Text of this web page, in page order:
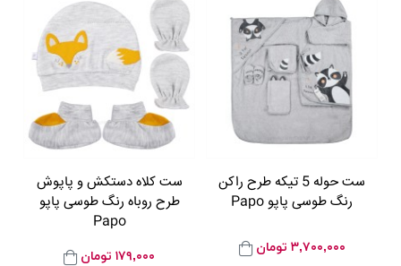
ست حوله 5 تیکه طرح راکن
رنگ طوسی پاپو Papo
۳,۷۰۰,۰۰۰ تومان
ست کلاه دستکش و پاپوش
طرح روباه رنگ طوسی پاپو
Papo
۱۷۹,۰۰۰ تومان